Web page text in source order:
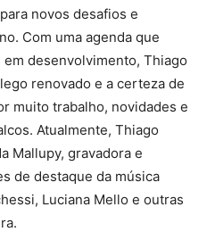
novos desafios e
Com uma agenda que
desenvolvimento, Thiago
renovado e a certeza de
muito trabalho, novidades e
Atualmente, Thiago
Mallupy, gravadora e
de destaque da música
Luciana Mello e outras